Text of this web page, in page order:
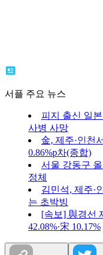
서플 주요 뉴스
피지 출신 일
사병 사망
金, 제주·인천
0.86%p차(종합)
서울 강동구
정체
김민석, 제주·
는 초박빙
[속보] 與경선
42.08%·宋 10.17%